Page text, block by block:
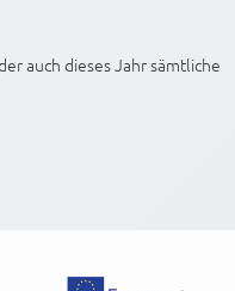
der auch dieses Jahr sämtliche